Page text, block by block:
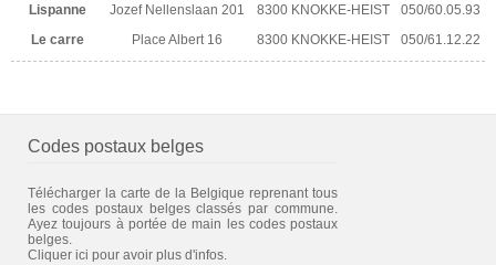
Lispanne
Jozef Nellenslaan 201 8300 KNOKKE-HEIST
050/60.05.93
Le carre
Place Albert 16 8300 KNOKKE-HEIST 050/61.12.22
Codes postaux belges
Télécharger la carte de la Belgique reprenant tous
les codes postaux belges classés par commune.
Ayez toujours à portée de main les codes postaux
belges.
Cliquer ici pour avoir plus d'infos.